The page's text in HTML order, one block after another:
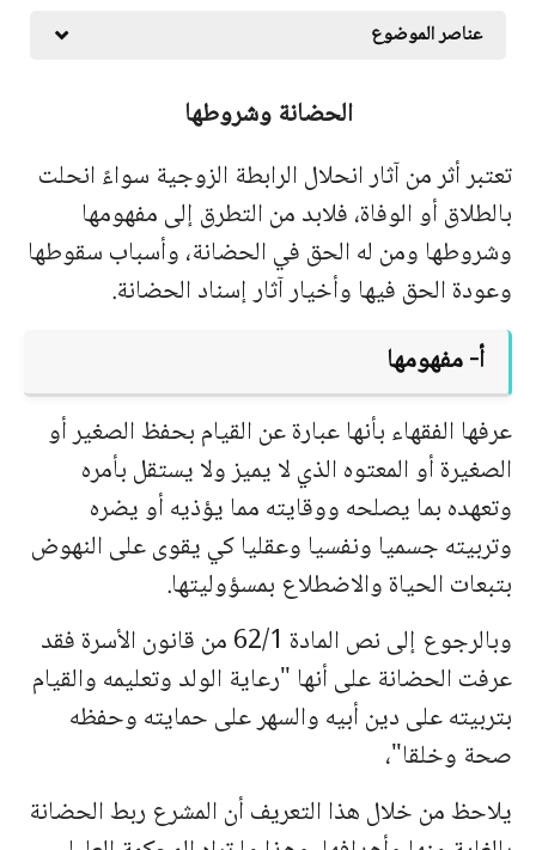
عناصر الموضوع
الحضانة وشروطها
تعتبر أثر من آثار انحلال الرابطة الزوجية سواءً انحلت
بالطلاق أو الوفاة، فلابد من التطرق إلى مفهومها
وشروطها ومن له الحق في الحضانة، وأسباب سقوطها
وعودة الحق فيها وأخيار آثار إسناد الحضانة.
أ‌- مفهومها
عرفها الفقهاء بأنها عبارة عن القيام بحفظ الصغير أو
الصغيرة أو المعتوه الذي لا يميز ولا يستقل بأمره
وتعهده بما يصلحه ووقايته مما يؤذيه أو يضره
وتربيته جسميا ونفسيا وعقليا كي يقوى على النهوض
بتبعات الحياة والاضطلاع بمسؤوليتها.
وبالرجوع إلى نص المادة 62/1 من قانون الأسرة فقد
عرفت الحضانة على أنها "رعاية الولد وتعليمه والقيام
بتربيته على دين أبيه والسهر على حمايته وحفظه
صحة وخلقا"،
يلاحظ من خلال هذا التعريف أن المشرع ربط الحضانة